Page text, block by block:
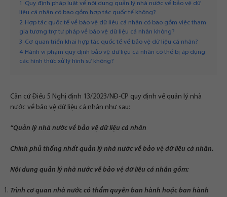
1
Quy định pháp luật về nội dung quản lý nhà nước về bảo vệ dữ
liệu cá nhân có bao gồm hợp tác quốc tế không?
2 Hợp tác quốc tế về bảo vệ dữ liệu cá nhân có bao gồm việc tham
gia tương trợ tư pháp về bảo vệ dữ liệu cá nhân không?
3 Cơ quan triển khai hợp tác quốc tế về bảo vệ dữ liệu cá nhân?
4
Hành vi phạm quy định bảo vệ dữ liệu cá nhân có thể bị áp dụng
các hình thức xử lý hình sự không?
Căn cứ Điều 5 Nghị định 13/2023/NĐ-CP quy định về quản lý nhà
nước về bảo vệ dữ liệu cá nhân như sau:
“Quản lý nhà nước về bảo vệ dữ liệu cá nhân
Chính phủ thống nhất quản lý nhà nước về bảo vệ dữ liệu cá nhân.
Nội dung quản lý nhà nước về bảo vệ dữ liệu cá nhân gồm:
Trình cơ quan nhà nước có thẩm quyền ban hành hoặc ban hành